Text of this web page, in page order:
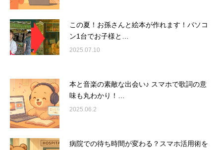
この夏！お孫さんと絵本が作れます！パソコ
ン1台でお子様と…
2025.07.10
本と音楽の素敵な出会い♪ スマホで歌詞の意
味も丸わかり！…
2025.06.2
病院での待ち時間が変わる？スマホ活用術を